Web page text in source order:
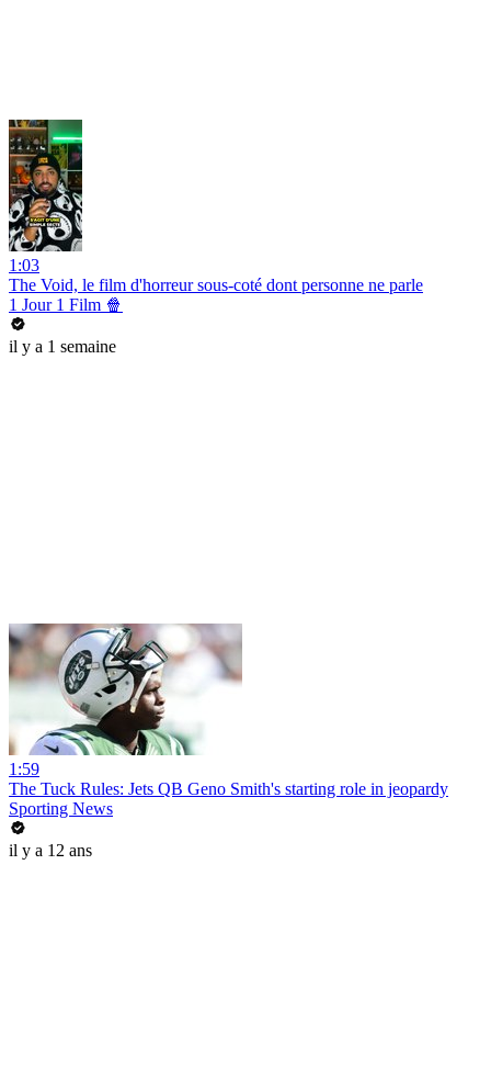
1:03
The Void, le film d'horreur sous-coté dont personne ne parle
1 Jour 1 Film 🍿
il y a 1 semaine
1:59
The Tuck Rules: Jets QB Geno Smith's starting role in jeopardy
Sporting News
il y a 12 ans